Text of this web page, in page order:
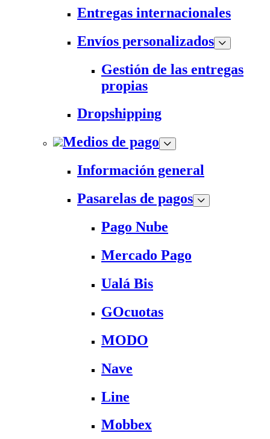
Entregas internacionales
Envíos personalizados
Gestión de las entregas
propias
Dropshipping
Medios de pago
Información general
Pasarelas de pagos
Pago Nube
Mercado Pago
Ualá Bis
GOcuotas
MODO
Nave
Line
Mobbex